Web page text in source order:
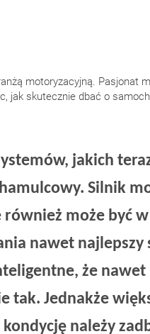
motoryzacyjną. Pasjonat
jak skutecznie dbać o
jakich
Silnik
może być
nawet najlepszy
że nawet
tak. Jednakże
należy